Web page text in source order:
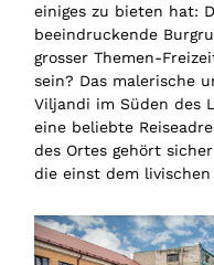
einiges zu bieten hat:
beeindruckende
grosser Themen-
sein? Das malerische
Viljandi im Süden des
eine beliebte
des Ortes gehört
die einst dem livischen